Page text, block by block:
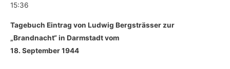
15:36
Tagebuch Eintrag von Ludwig Bergsträsser zur
„Brandnacht“ in Darmstadt vom
18. September 1944